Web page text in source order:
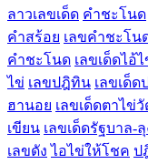
ลาวเลขเด็ด คำชะโนด
คำสร้อย เลขคำชะโน
คำชะโนด เลขเด็ดไอ้
ไข่ เลขปฎิทิน เลขเด็
ฮานอย เลขเด็ดตาไข่วั
เขียน เลขเด็ดรัฐบาล-
เลขดัง ไอไข่ให้โชค ป